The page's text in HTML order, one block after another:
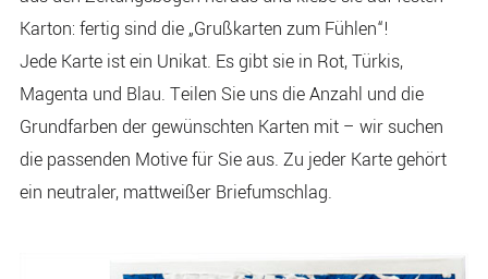
Karton: fertig sind die „Grußkarten zum Fühlen“!
Jede Karte ist ein Unikat. Es gibt sie in Rot, Türkis,
Magenta und Blau. Teilen Sie uns die Anzahl und die
Grundfarben der gewünschten Karten mit – wir suchen
die passenden Motive für Sie aus. Zu jeder Karte gehört
ein neutraler, mattweißer Briefumschlag.